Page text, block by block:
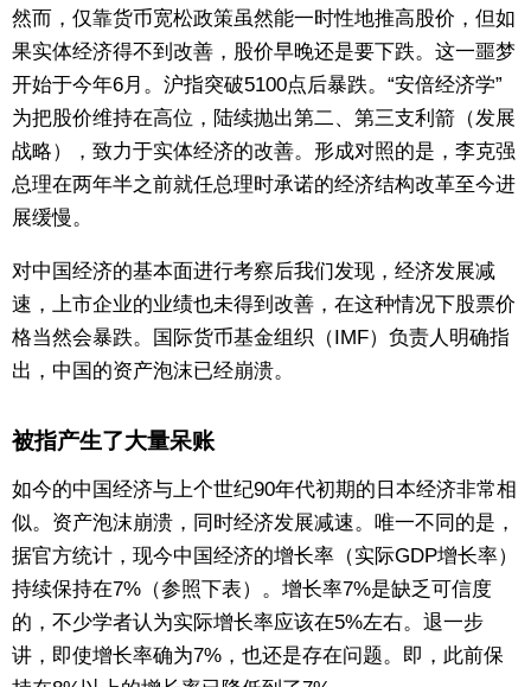
然而，仅靠货币宽松政策虽然能一时性地推高股价，但如
果实体经济得不到改善，股价早晚还是要下跌。这一噩梦
开始于今年6月。沪指突破5100点后暴跌。“安倍经济学”
为把股价维持在高位，陆续抛出第二、第三支利箭（发展
战略），致力于实体经济的改善。形成对照的是，李克强
总理在两年半之前就任总理时承诺的经济结构改革至今进
展缓慢。
对中国经济的基本面进行考察后我们发现，经济发展减
速，上市企业的业绩也未得到改善，在这种情况下股票价
格当然会暴跌。国际货币基金组织（IMF）负责人明确指
出，中国的资产泡沫已经崩溃。
被指产生了大量呆账
如今的中国经济与上个世纪90年代初期的日本经济非常相
似。资产泡沫崩溃，同时经济发展减速。唯一不同的是，
据官方统计，现今中国经济的增长率（实际GDP增长率）
持续保持在7%（参照下表）。增长率7%是缺乏可信度
的，不少学者认为实际增长率应该在5%左右。退一步
讲，即使增长率确为7%，也还是存在问题。即，此前保